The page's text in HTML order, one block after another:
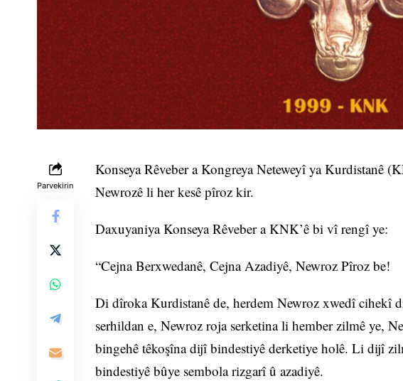
Parvekirin
Konseya Rêveber a Kongreya Neteweyî ya Kurdistanê
Newrozê li her kesê pîroz kir.
Daxuyaniya Konseya Rêveber a KNK’ê bi vî rengî ye:
“Cejna Berxwedanê, Cejna Azadiyê, Newroz Pîroz be!
Di dîroka Kurdistanê de, herdem Newroz xwedî cihekî
serhildan e, Newroz roja serketina li hember zilmê ye,
bingehê têkoşîna dijî bindestiyê derketiye holê. Li dijî
bindestiyê bûye sembola rizgarî û azadiyê.